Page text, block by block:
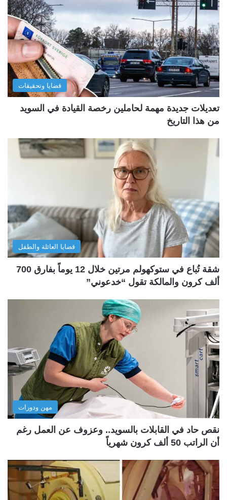
قضايا وتحقيقات
تعديلات جديدة مهمة لحاملين رخصة القيادة في السويد
من هذا التاريخ
قضايا العائلة والطفل
شقة تُباع في ستوكهولم مرتين خلال 12 يوماً بفارق 700
ألف كرون والمالكة تقول “خدعوني”
مهن ودورات
نقص حاد في القابلات بالسويد.. وعزوف عن العمل رغم
أن الراتب 50 ألف كرون شهرياً